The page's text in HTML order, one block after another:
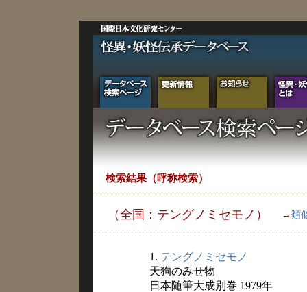
検索結果（呼称検索）
（全国：テングノミセモノ） → 類
1. テングノミセモノ
天狗のみせ物
日本随筆大成別巻 1979年